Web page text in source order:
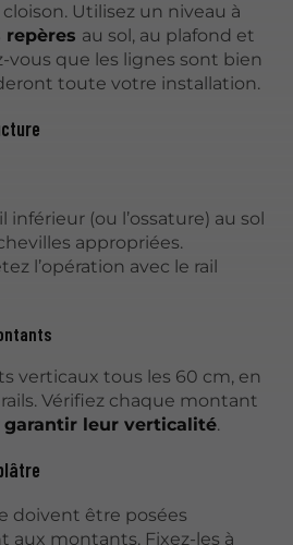
Utilisez un niveau à
repères au sol, au plafond et
vous que les lignes sont bien
toute votre installation.
inférieur (ou l’ossature) au sol
appropriées.
l’opération avec le rail
verticaux tous les 60 cm, en
Vérifiez chaque montant
garantir leur verticalité.
doivent être posées
aux montants. Fixez-les à